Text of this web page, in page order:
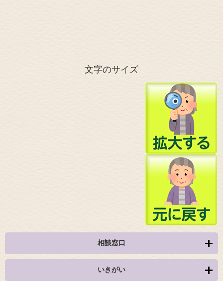
文字のサイズ
相談窓口
いきがい